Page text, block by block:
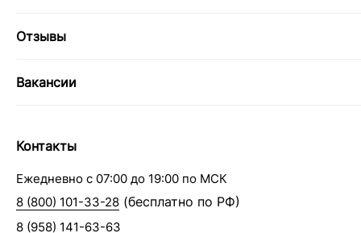
Отзывы
Вакансии
Контакты
Ежедневно с 07:00 до 19:00 по МСК
8 (800) 101-33-28 (бесплатно по РФ)
8 (958) 141-63-63